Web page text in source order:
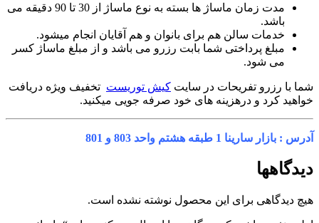
مدت زمان ماساژ ها بسته به نوع ماساژ از 30 تا 90 دقیقه می
باشد.
خدمات سالن هم برای بانوان و هم آقایان انجام میشود.
مبلغ پرداختی شما بابت رزرو می باشد و از مبلغ ماساژ کسر
می شود.
شما با رزرو تفریحات در سایت کیش توریست تخفیف ویژه دریافت
خواهید کرد و درهزینه های خود صرفه جویی میکنید.
آدرس : بازار سارینا 1 طبقه هشتم واحد 803 و 801
دیدگاهها
هیچ دیدگاهی برای این محصول نوشته نشده است.